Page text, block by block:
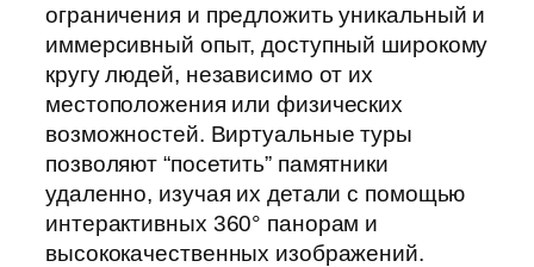
ограничения и предложить уникальный и
иммерсивный опыт, доступный широкому
кругу людей, независимо от их
местоположения или физических
возможностей. Виртуальные туры
позволяют “посетить” памятники
удаленно, изучая их детали с помощью
интерактивных 360° панорам и
высококачественных изображений.